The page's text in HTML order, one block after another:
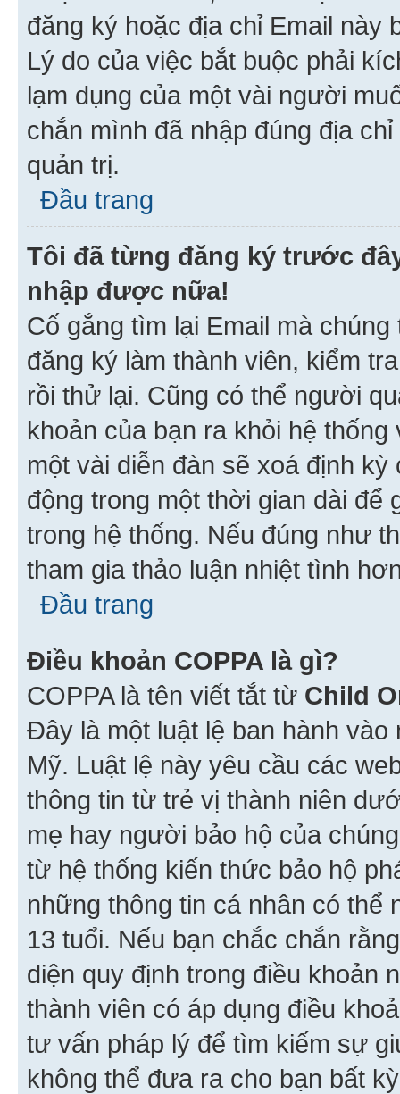
đăng ký hoặc địa chỉ Email này
Lý do của việc bắt buộc phải
lạm dụng của một vài người
chắn mình đã nhập đúng địa
quản trị.
Đầu trang
Tôi đã từng đăng ký trước
nhập được nữa!
Cố gắng tìm lại Email mà
đăng ký làm thành viên, kiểm
rồi thử lại. Cũng có thể người
khoản của bạn ra khỏi hệ
một vài diễn đàn sẽ xoá định
động trong một thời gian dài
trong hệ thống. Nếu đúng như
tham gia thảo luận nhiệt tình
Đầu trang
Điều khoản COPPA là gì?
COPPA là tên viết tắt từ Child
Đây là một luật lệ ban hành
Mỹ. Luật lệ này yêu cầu các
thông tin từ trẻ vị thành niên
mẹ hay người bảo hộ của
từ hệ thống kiến thức bảo hộ
những thông tin cá nhân có thể
13 tuổi. Nếu bạn chắc chắn
diện quy định trong điều khoản
thành viên có áp dụng điều
tư vấn pháp lý để tìm kiếm sự
không thể đưa ra cho bạn bất